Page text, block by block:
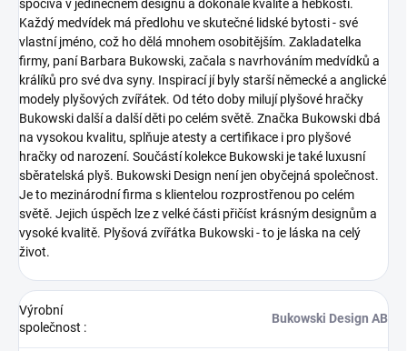
spočívá v jedinečném designu a dokonalé kvalitě a hebkosti.
Každý medvídek má předlohu ve skutečné lidské bytosti - své
vlastní jméno, což ho dělá mnohem osobitějším. Zakladatelka
firmy, paní Barbara Bukowski, začala s navrhováním medvídků a
králíků pro své dva syny. Inspirací jí byly starší německé a anglické
modely plyšových zvířátek. Od této doby milují plyšové hračky
Bukowski další a další děti po celém světě. Značka Bukowski dbá
na vysokou kvalitu, splňuje atesty a certifikace i pro plyšové
hračky od narození. Součástí kolekce Bukowski je také luxusní
sběratelská plyš. Bukowski Design není jen obyčejná společnost.
Je to mezinárodní firma s klientelou rozprostřenou po celém
světě. Jejich úspěch lze z velké části přičíst krásným designům a
vysoké kvalitě. Plyšová zvířátka Bukowski - to je láska na celý
život.
Výrobní
společnost :
Bukowski Design AB